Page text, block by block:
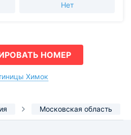
Нет
НОМЕР
Химок
Московская область